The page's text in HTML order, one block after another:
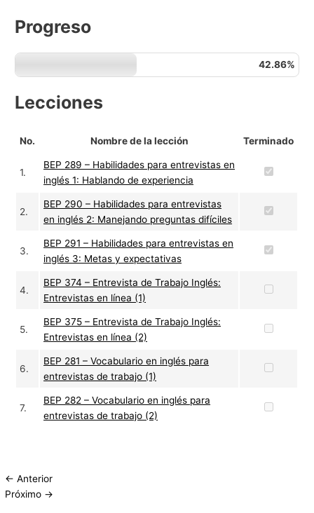
Progreso
42.86%
Lecciones
No. Nombre de la lección Terminado
1.
BEP 289 – Habilidades para entrevistas en
inglés 1: Hablando de experiencia
2.
BEP 290 – Habilidades para entrevistas
en inglés 2: Manejando preguntas difíciles
3.
BEP 291 – Habilidades para entrevistas en
inglés 3: Metas y expectativas
4.
BEP 374 – Entrevista de Trabajo Inglés:
Entrevistas en línea (1)
5.
BEP 375 – Entrevista de Trabajo Inglés:
Entrevistas en línea (2)
6.
BEP 281 – Vocabulario en inglés para
entrevistas de trabajo (1)
7.
BEP 282 – Vocabulario en inglés para
entrevistas de trabajo (2)
← Anterior
Próximo →
s